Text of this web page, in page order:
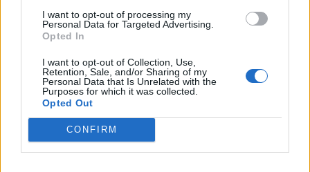
I want to opt-out of processing my
Personal Data for Targeted Advertising.
Opted In
I want to opt-out of Collection, Use,
Retention, Sale, and/or Sharing of my
Personal Data that Is Unrelated with the
Purposes for which it was collected.
Opted Out
CONFIRM